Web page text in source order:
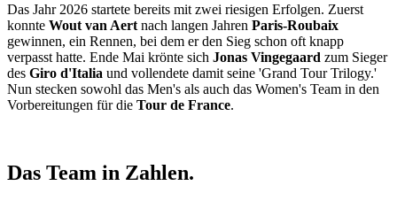
Das Jahr 2026 startete bereits mit zwei riesigen Erfolgen. Zuerst
konnte Wout van Aert nach langen Jahren Paris-Roubaix
gewinnen, ein Rennen, bei dem er den Sieg schon oft knapp
verpasst hatte. Ende Mai krönte sich Jonas Vingegaard zum Sieger
des Giro d'Italia und vollendete damit seine 'Grand Tour Trilogy.'
Nun stecken sowohl das Men's als auch das Women's Team in den
Vorbereitungen für die Tour de France.
Das Team in Zahlen.